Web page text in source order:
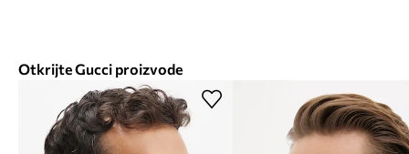
Otkrijte Gucci proizvode